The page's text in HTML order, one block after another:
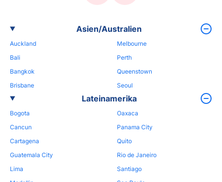
Asien/Australien
Auckland
Bali
Bangkok
Brisbane
Melbourne
Perth
Queenstown
Seoul
Lateinamerika
Bogota
Cancun
Cartagena
Guatemala City
Lima
Oaxaca
Panama City
Quito
Rio de Janeiro
Santiago